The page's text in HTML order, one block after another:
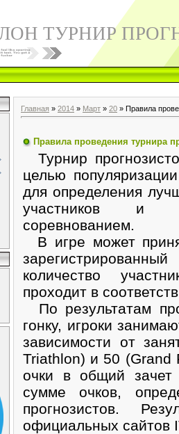
ТУРНИР
Главная » 2014 » Март » 20 » Правила
Правила проведения турнира
Турнир
целью
для определения
участников и
соревнованием.
В игре может
количество
проходит в
По результатам
гонку, игроки
зависимости от
Triathlon) и 50 (Grand
очки в общий
сумме очков,
прогнозистов.
официальных сайтов